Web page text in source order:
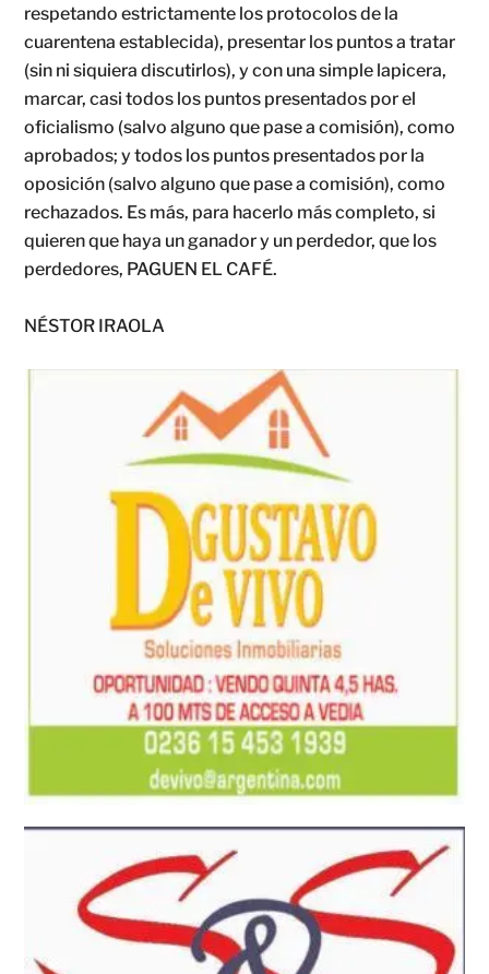
respetando estrictamente los protocolos de la
cuarentena establecida), presentar los puntos a tratar
(sin ni siquiera discutirlos), y con una simple lapicera,
marcar, casi todos los puntos presentados por el
oficialismo (salvo alguno que pase a comisión), como
aprobados; y todos los puntos presentados por la
oposición (salvo alguno que pase a comisión), como
rechazados. Es más, para hacerlo más completo, si
quieren que haya un ganador y un perdedor, que los
perdedores, PAGUEN EL CAFÉ.
NÉSTOR IRAOLA